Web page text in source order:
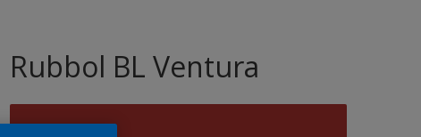
Rubbol BL Ventura
C2.59.33